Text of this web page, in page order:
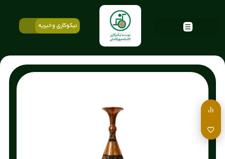
نیکوکاری و خیریه